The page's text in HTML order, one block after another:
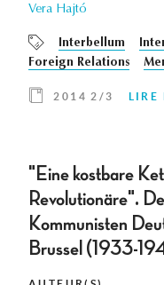
Vera Hajtó
Interbellum
Foreign Relations
2014 2/3
"Eine kostbare
Revolutionäre".
Kommunisten
Brussel (1933-